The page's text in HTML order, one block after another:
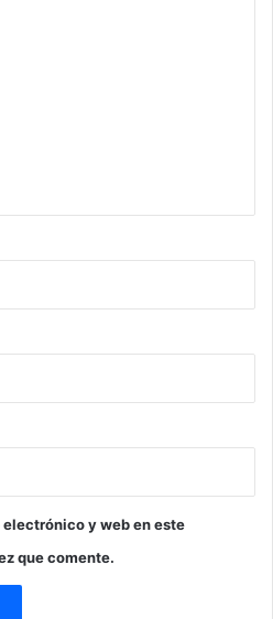
y web en este
que comente.